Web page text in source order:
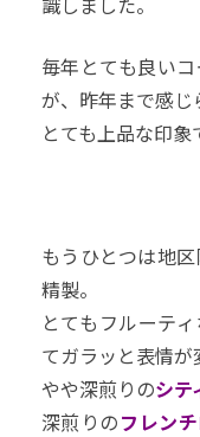
毎年とても良い
が、昨年まで感じ
とても上品な印象
もうひとつは地
精製。
とてもフルーテ
てガラッと表情が
やや深煎りのシテ
深煎りのフレン